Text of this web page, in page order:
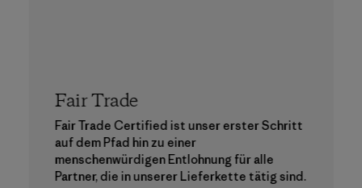
Fair Trade
Fair Trade Certified ist unser erster Schritt
auf dem Pfad hin zu einer
menschenwürdigen Entlohnung für alle
Partner, die in unserer Lieferkette tätig sind.